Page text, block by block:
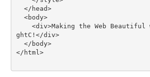
ghtC!</div>
</html>